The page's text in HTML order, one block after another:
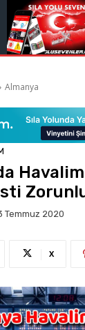
Almanya
Temmuz 2020
X